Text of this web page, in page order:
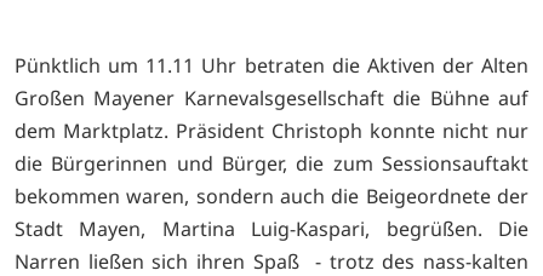
Pünktlich um 11.11 Uhr betraten die Aktiven der Alten
Großen Mayener Karnevalsgesellschaft die Bühne auf
dem Marktplatz. Präsident Christoph konnte nicht nur
die Bürgerinnen und Bürger, die zum Sessionsauftakt
bekommen waren, sondern auch die Beigeordnete der
Stadt Mayen, Martina Luig-Kaspari, begrüßen. Die
Narren ließen sich ihren Spaß - trotz des nass-kalten